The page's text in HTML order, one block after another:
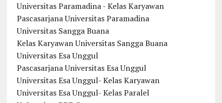
Universitas Paramadina - Kelas Karyawan
Pascasarjana Universitas Paramadina
Universitas Sangga Buana
Kelas Karyawan Universitas Sangga Buana
Universitas Esa Unggul
Pascasarjana Universitas Esa Unggul
Universitas Esa Unggul- Kelas Karyawan
Universitas Esa Unggul- Kelas Paralel